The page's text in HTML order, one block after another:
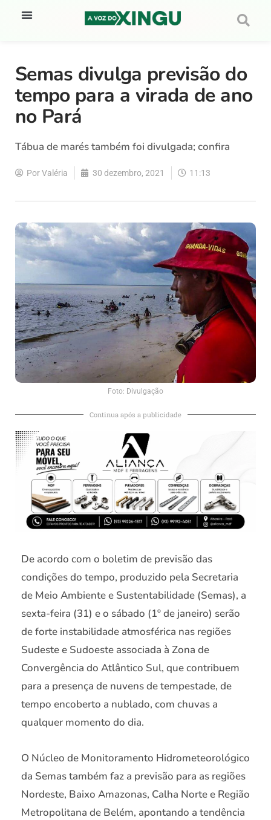
Semas divulga previsão do
tempo para a virada de ano
no Pará
Tábua de marés também foi divulgada; confira
PorValéria 30 dezembro, 2021 11:13
Foto: Divulgação
Continua após a publicidade
De acordo com o boletim de previsão das
condições do tempo, produzido pela Secretaria
de Meio Ambiente e Sustentabilidade (Semas), a
sexta-feira (31) e o sábado (1º de janeiro) serão
de forte instabilidade atmosférica nas regiões
Sudeste e Sudoeste associada à Zona de
Convergência do Atlântico Sul, que contribuem
para a presença de nuvens de tempestade, de
tempo encoberto a nublado, com chuvas a
qualquer momento do dia.
O Núcleo de Monitoramento Hidrometeorológico
da Semas também faz a previsão para as regiões
Nordeste, Baixo Amazonas, Calha Norte e Região
Metropolitana de Belém, apontando a tendência